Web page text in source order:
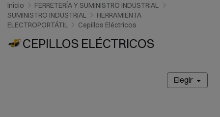
Inicio
FERRETERÍA Y SUMINISTRO INDUSTRIAL
SUMINISTRO INDUSTRIAL
HERRAMIENTA
ELECTROPORTÁTIL
Cepillos Eléctricos
CEPILLOS ELÉCTRICOS
Elegir